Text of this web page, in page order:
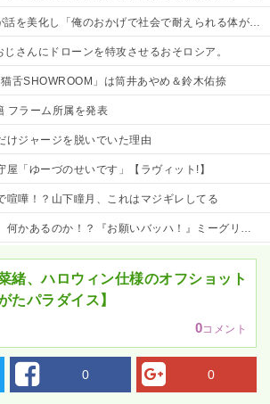
で耐えられる体ができたろw」と調子に乗る←武道で体を鍛えた元被害者に詰め寄られて顔面蒼白で平謝りｗｗｗ
じさんにドローンを特攻させるおそロシア。
舌SHOWROOM」は筒井あやめ＆鈴木佑捺
フラーム所属を発表
けジャージを脱いでいた理由
屋「ゆーづのせいです」【ラヴィット!】
喧嘩！？山下瞳月、これはマジギレしてる
あるのか！？『お願いバッハ！』ミーグリ日程がこちら
緒、ハロウィン仕様のオフショット
たパラダイス】
0コメント
0 0